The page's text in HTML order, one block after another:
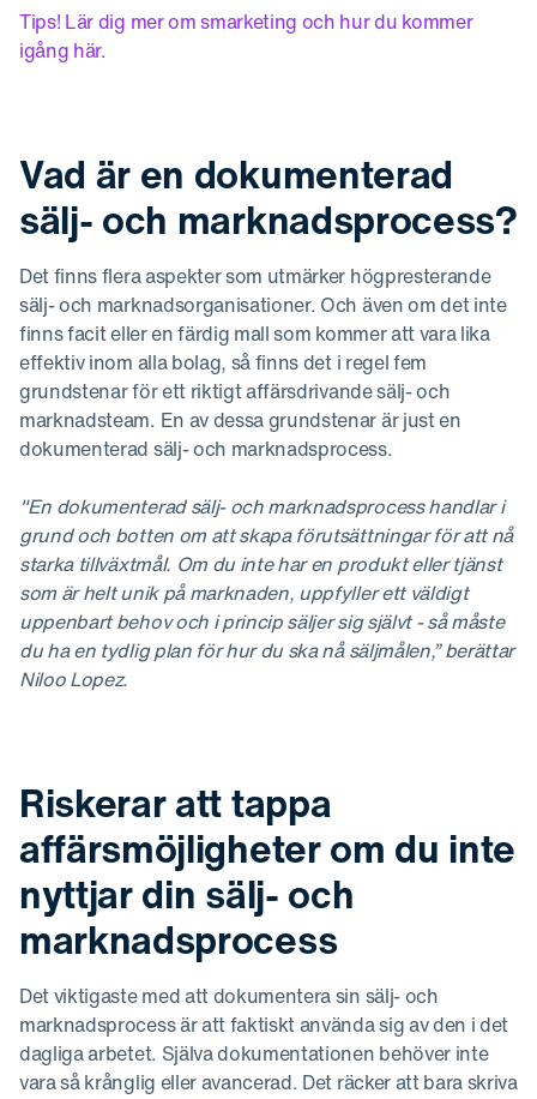
Tips! Lär dig mer om smarketing och hur du kommer
igång här.
Vad är en dokumenterad
sälj- och marknadsprocess?
Det finns flera aspekter som utmärker högpresterande
sälj- och marknadsorganisationer. Och även om det inte
finns facit eller en färdig mall som kommer att vara lika
effektiv inom alla bolag, så finns det i regel fem
grundstenar för ett riktigt affärsdrivande sälj- och
marknadsteam. En av dessa grundstenar är just en
dokumenterad sälj- och marknadsprocess.
"En dokumenterad sälj- och marknadsprocess handlar i
grund och botten om att skapa förutsättningar för att nå
starka tillväxtmål. Om du inte har en produkt eller tjänst
som är helt unik på marknaden, uppfyller ett väldigt
uppenbart behov och i princip säljer sig självt - så måste
du ha en tydlig plan för hur du ska nå säljmålen,” berättar
Niloo Lopez.
Riskerar att tappa
affärsmöjligheter om du inte
nyttjar din sälj- och
marknadsprocess
Det viktigaste med att dokumentera sin sälj- och
marknadsprocess är att faktiskt använda sig av den i det
dagliga arbetet. Själva dokumentationen behöver inte
vara så krånglig eller avancerad. Det räcker att bara skriva